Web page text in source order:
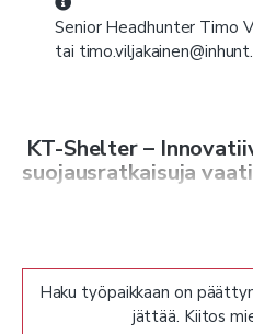
Senior Headhunter Timo
tai
KT-Shelter –
suojausratkaisuja
KT-Shelter on
kansainvälisesti
huipputeknologiaan
Haku työpaikkaan on
jättää. Kiitos